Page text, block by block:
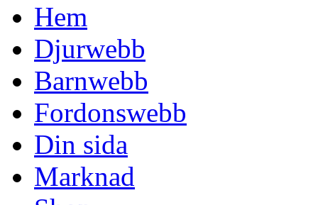
Hem
Djurwebb
Barnwebb
Fordonswebb
Din sida
Marknad